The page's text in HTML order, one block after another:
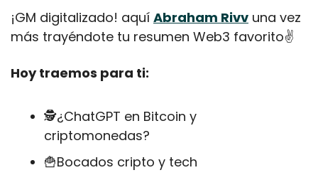
¡GM digitalizado! aquí Abraham Rivv una vez
más trayéndote tu resumen Web3 favorito✌️
Hoy traemos para ti:
🕵¿ChatGPT en Bitcoin y
criptomonedas?
🍟Bocados cripto y tech